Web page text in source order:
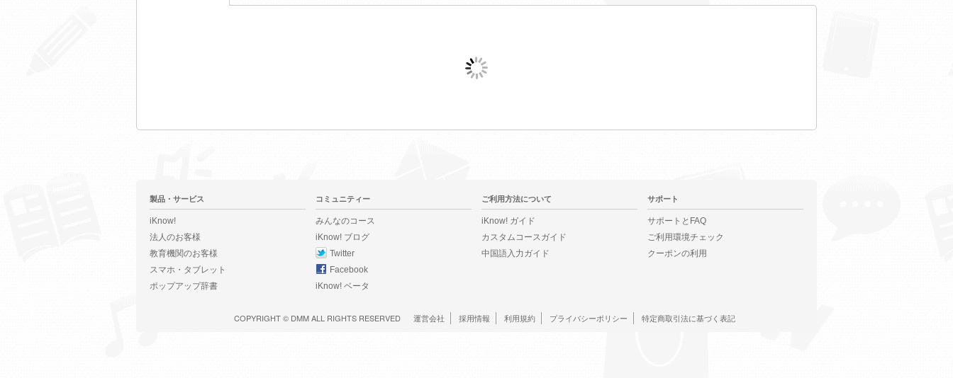
製品・サービス
iKnow!
法人のお客様
教育機関のお客様
スマホ・タブレット
ポップアップ辞書
コミュニティー
みんなのコース
iKnow! ブログ
Twitter
Facebook
iKnow! ベータ
ご利用方法について
iKnow! ガイド
カスタムコースガイド
中国語入力ガイド
サポート
サポートとFAQ
ご利用環境チェック
クーポンの利用
COPYRIGHT © DMMALL RIGHTS RESERVED 運営会社 採用情報 利用規約 プライバシーポリシー 特定商取引法に基づく表記